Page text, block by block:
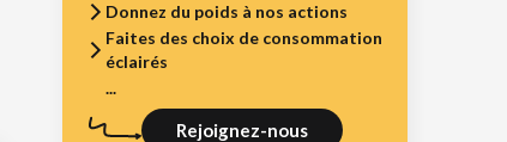
Donnez du poids à nos actions
Faites des choix de consommation
éclairés
...
Rejoignez-nous